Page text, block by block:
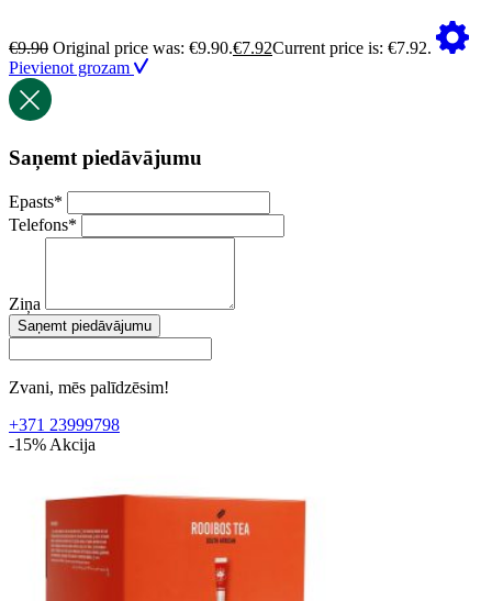
€9.90 Original price was: €9.90.€7.92Current price is: €7.92.
Pievienot grozam
Saņemt piedāvājumu
Epasts*
Telefons*
Ziņa
Saņemt piedāvājumu
Zvani, mēs palīdzēsim!
+371 23999798
-15% Akcija